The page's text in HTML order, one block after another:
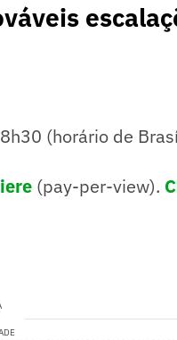
(horário de
(pay-per-view).